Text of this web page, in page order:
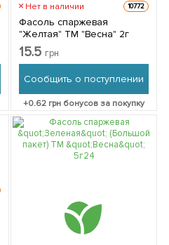
Нет в наличии 10772
Фасоль спаржевая
"Желтая" ТМ "Весна" 2г
15.5 грн
Сообщить о поступлении
+0.62 грн бонусов за покупку